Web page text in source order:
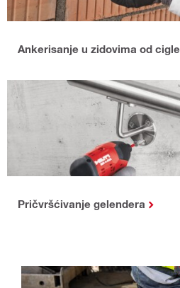
Ankerisanje u zidovima od cigle
Pričvršćivanje gelendera